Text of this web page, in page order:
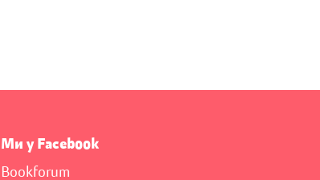
Ми у Facebook
Bookforum